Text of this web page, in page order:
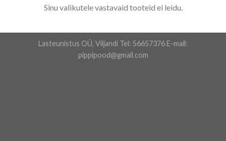
Sinu valikutele vastavaid tooteid ei leidu.
Lasteunistus OÜ, Viljandi Tel: 56657376 E-mail:
pippipood@gmail.com